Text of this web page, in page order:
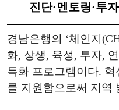
진단·멘토링·투
경남은행의 ‘체인지
화, 상생, 육성, 투자,
특화 프로그램이다. 혁
를 지원함으로써 지역